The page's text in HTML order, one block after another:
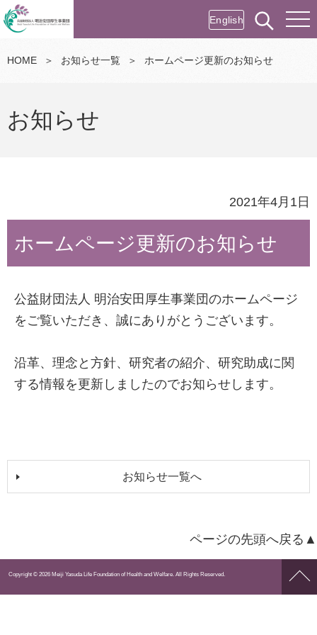
English
HOME ＞ お知らせ一覧 ＞ ホームページ更新のお知らせ
お知らせ
2021年4月1日
ホームページ更新のお知らせ
公益財団法人 明治安田厚生事業団のホームページ
をご覧いただき、誠にありがとうございます。
沿革、理念と方針、研究者の紹介、研究助成に関
する情報を更新しましたのでお知らせします。
お知らせ一覧へ
ページの先頭へ戻る▲
ペー
Copyright © 2026 Meiji Yasuda Life Foundation of Health and Welfare. All Rights Reserved.